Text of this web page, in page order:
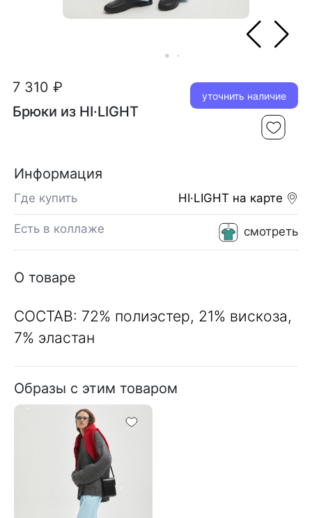
7 310 ₽
Брюки из HI·LIGHT
уточнить наличие
Информация
HI·LIGHT на карте
Где купить
смотреть
Есть в коллаже
О товаре
СОСТАВ: 72% полиэстер, 21% вискоза,
7% эластан
Образы с этим товаром